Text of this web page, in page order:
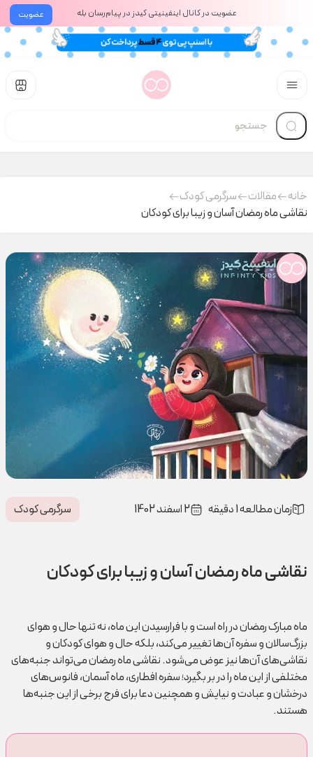
عضویت عضویت در کانال اینفینیتی کیدز در پیام‌رسان بله
خانه مقالات
سرگرمی کودک
نقاشی ماه رمضان آسان و زیبا برای کودکان
زمان مطالعه 1 دقیقه 2 اسفند 1402 سرگرمی کودک
نقاشی ماه رمضان آسان و زیبا برای کودکان
ماه مبارک رمضان در راه است و با فرارسیدن این ماه، نه تنها حال و هوای
بزرگ‌سالان و سفره آن‌ها تغییر می‌کند، بلکه حال و هوای کودکان و
نقاشی‌های آن‌ها نیز عوض می‌شود. نقاشی ماه رمضان می‌تواند جنبه‌های
مختلفی از این ماه را در بر بگیرد؛ سفره افطاری، ماه آسمان، فانوس‌های
درخشان و عبادت و نیایش و همچنین دعا برای فرج برخی از این جنبه‌ها
هستند.